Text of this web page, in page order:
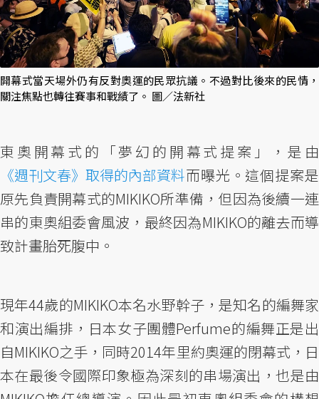
開幕式當天場外仍有反對奧運的民眾抗議。不過對比後來的民情，
關注焦點也轉往賽事和戰績了。 圖／法新社
東奧開幕式的「夢幻的開幕式提案」，是由
《週刊文春》取得的內部資料而曝光。這個提案是
原先負責開幕式的MIKIKO所準備，但因為後續一連
串的東奧組委會風波，最終因為MIKIKO的離去而導
致計畫胎死腹中。
現年44歲的MIKIKO本名水野幹子，是知名的編舞家
和演出編排，日本女子團體Perfume的編舞正是出
自MIKIKO之手，同時2014年里約奧運的閉幕式，日
本在最後令國際印象極為深刻的串場演出，也是由